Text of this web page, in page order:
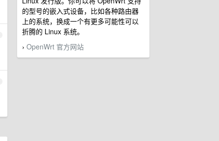
的型号的嵌入式设备，比如各种路由器
上的系统，换成一个有更多可能性可以
折腾的 Linux 系统。
› OpenWrt 官方网站